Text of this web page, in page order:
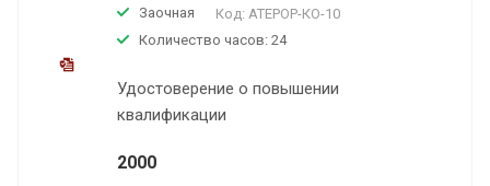
Заочная Код: АТЕРОР-КО-10
Количество часов: 24
Удостоверение о повышении
квалификации
2000